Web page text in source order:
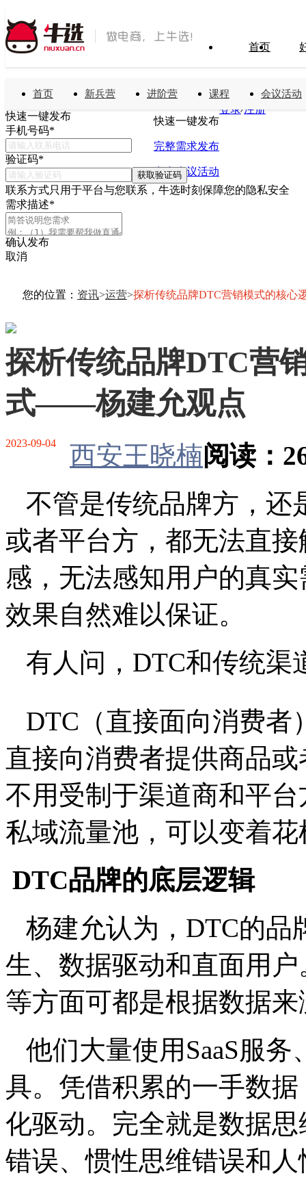
首页
搜索免费发布需求
快速一键发布
完整需求发布
发布会议活动
登录/ 注册
首页 新兵营 进阶营 课程 会议活动
快速一键发布
手机号码*
验证码*
获取验证码
联系方式只用于平台与您联系，牛选时刻保障您的隐私安全
需求描述*
确认发布
取消
您的位置： 资讯>运营>探析传统品牌DTC营销模式的核
探析传统品牌DTC营
式——杨建允观点
西安王晓楠阅读：
2023-09-04
不管是传统品牌方，还
或者平台方，都无法直
感，无法感知用户的真
效果自然难以保证。
有人问，DTC和传统渠
DTC（直接面向消费者
直接向消费者提供商品
不用受制于渠道商和平
私域流量池，可以变着
DTC品牌的底层逻辑
杨建允认为，DTC的品
生、数据驱动和直面用
等方面可都是根据数据
他们大量使用SaaS服
具。凭借积累的一手数
化驱动。完全就是数据
错误、惯性思维错误和